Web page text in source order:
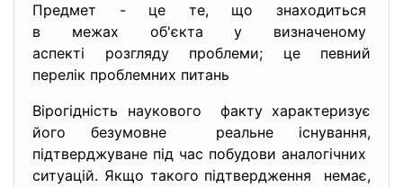
Предмет - це те, що знаходиться
в межах об'єкта у визначеному
аспекті розгляду проблеми; це певний
перелік проблемних питань
Вірогідність наукового факту характеризує
його безумовне реальне існування,
підтверджуване під час побудови аналогічних
ситуацій. Якщо такого підтвердження немає,